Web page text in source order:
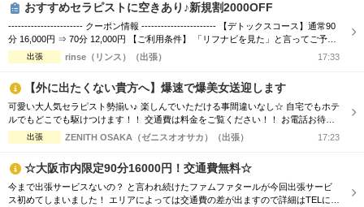
おすすめセラピストに空きあり♪新規割2000OFF
----------------------- クーポン情報 ----------------------- 【デトックスコース】通常90
分 16,000円 ⇒ 70分 12,000円 【ご利用条件】 「リフナビを見た」と言ってご予約
いただいたお客様 ※指名料別途、エリア限定 お客様からのご予約お問い合わせ心
よりお待ち致しております(*^_^*) 出張・ホテルルーム型メンズエステ rinse〜リ...
出張 rinse（リンス）（出張） 17:33
【外に出たくない貴方へ】爆速で爆美女送迎します
可愛い大人気セラピスト勢揃い♪ 楽しんでいただける事間違いなし☆ 自宅でもホテ
ルでもどこでも駆けつけます！！ 交通費は料金をご覧ください！！ お電話お待ち
しております(^^♪ TEL070-5654-8310 営業時間;10:00-翌5:00 場所;日本橋、谷九付
近
出張 ZENITH OSAKA（ゼニスオオサカ）（出張） 17:23
☆大阪市内限定90分16000円！交通費無料☆
今まで出張サービスないの？ と言われ続けたファムファタールが今回出張サービ
ス初めてしまいました！ エリアによっては交通費の差が出ますので詳細はTELにて